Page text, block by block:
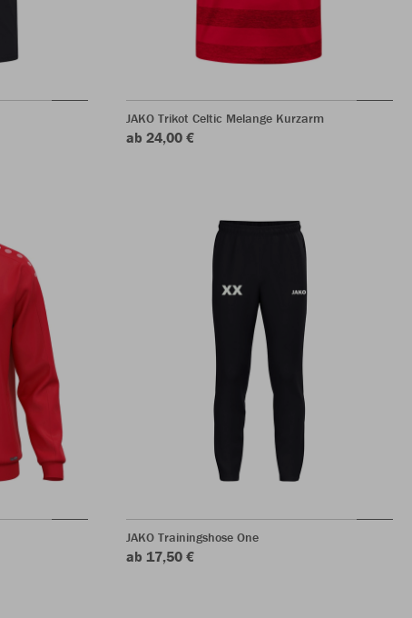
JAKO Trikot Celtic Melange Kurzarm
ab 24,00 €
JAKO Trainingshose One
ab 17,50 €